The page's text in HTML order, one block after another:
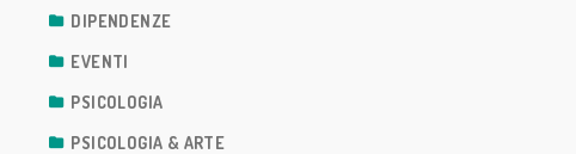
DIPENDENZE
EVENTI
PSICOLOGIA
PSICOLOGIA & ARTE